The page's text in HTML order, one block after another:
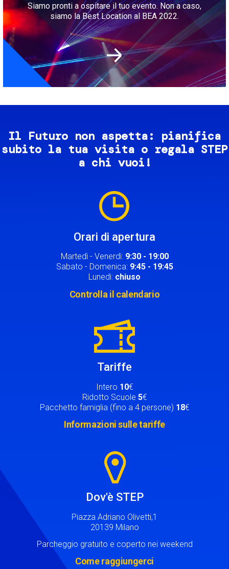
Siamo pronti a ospitare il tuo evento. Non a caso,
siamo la Best Location al BEA 2022.
Il Futuro non aspetta: pianifica
subito la tua visita o regala STEP
a chi vuoi!
Orari di apertura
Martedì - Venerdì: 9:30 - 19:00
Sabato - Domenica: 9:45 - 19:45
Lunedì: chiuso
Controlla il calendario
Tariffe
Intero 10€
Ridotto Scuole 5€
Pacchetto famiglia (fino a 4 persone) 18€
Informazioni sulle tariffe
Dov'è STEP
Piazza Adriano Olivetti,1
20139 Milano
Parcheggio gratuito e coperto nei weekend
Come raggiungerci